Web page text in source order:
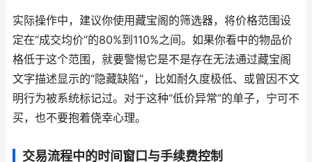
实际操作中，建议你使用藏宝阁的筛选器，将价格范围设
定在“成交均价”的80%到110%之间。如果你看中的物品价
格低于这个范围，就要警惕它是不是存在无法通过藏宝阁
文字描述显示的“隐藏缺陷”，比如耐久度极低、或曾因不文
明行为被系统标记过。对于这种“低价异常”的单子，宁可不
买，也不要抱着侥幸心理。
交易流程中的时间窗口与手续费控制